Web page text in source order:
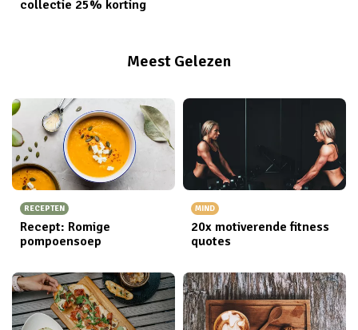
collectie 25% korting
Meest Gelezen
RECEPTEN
Recept: Romige
pompoensoep
MIND
20x motiverende fitness
quotes